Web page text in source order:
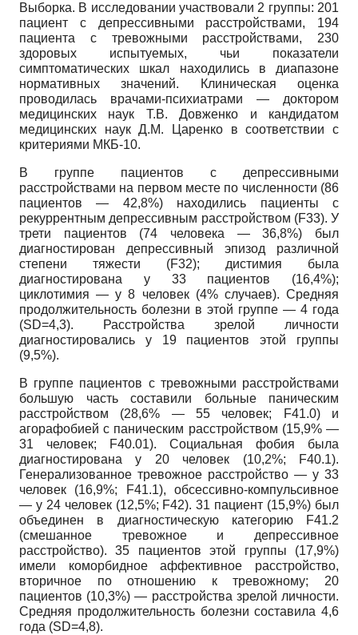
Выборка. В исследовании участвовали 2 группы: 201
пациент с депрессивными расстройствами, 194
пациента с тревожными расстройствами, 230
здоровых испытуемых, чьи показатели
симптоматических шкал находились в диапазоне
нормативных значений. Клиническая оценка
проводилась врачами-психиатрами — доктором
медицинских наук Т.В. Довженко и кандидатом
медицинских наук Д.М. Царенко в соответствии с
критериями МКБ-10.
В группе пациентов с депрессивными
расстройствами на первом месте по численности (86
пациентов— 42,8%) находились пациенты с
рекуррентным депрессивным расстройством (F33). У
трети пациентов (74 человека — 36,8%) был
диагностирован депрессивный эпизод различной
степени тяжести (F32); дистимия была
диагностирована у 33 пациентов (16,4%);
циклотимия—у8 человек (4% случаев). Средняя
продолжительность болезни в этой группе — 4 года
(SD=4,3).
Расстройства зрелой личности
диагностировались у 19 пациентов этой группы
(9,5%).
В группе пациентов с тревожными расстройствами
большую часть составили больные паническим
расстройством (28,6% — 55 человек; F41.0) и
агорафобией с паническим расстройством (15,9% —
31 человек; F40.01). Социальная фобия была
диагностирована у 20 человек (10,2%; F40.1).
Генерализованное тревожное расстройство — у 33
человек (16,9%; F41.1),обсессивно-компульсивное
— у 24 человек (12,5%; F42). 31 пациент (15,9%) был
объединен в диагностическую категорию
F41.2
(смешанное тревожное и депрессивное
расстройство).35 пациентов этой группы (17,9%)
имели коморбидное аффективное расстройство,
вторичное по отношению к тревожному; 20
пациентов (10,3%) — расстройства зрелой личности.
Средняя продолжительность болезни составила 4,6
года (SD=4,8).